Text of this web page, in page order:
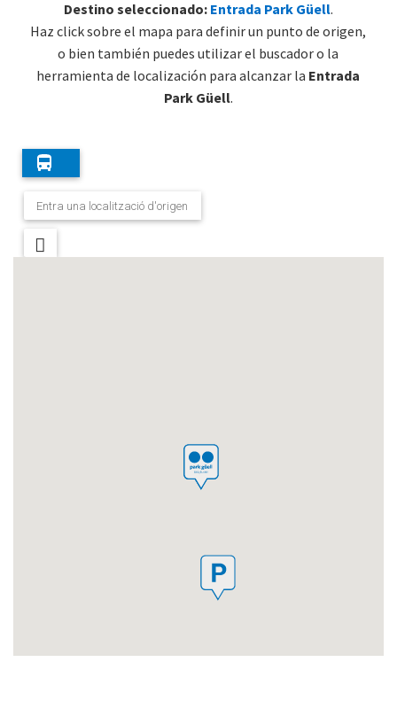
Destino seleccionado: Entrada Park Güell.
Haz click sobre el mapa para definir un punto de origen,
o bien también puedes utilizar el buscador o la
herramienta de localización para alcanzar la Entrada
Park Güell.